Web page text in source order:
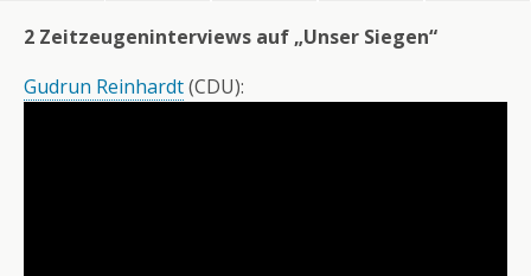
2 Zeitzeugeninterviews auf „Unser Siegen“
Gudrun Reinhardt(CDU):